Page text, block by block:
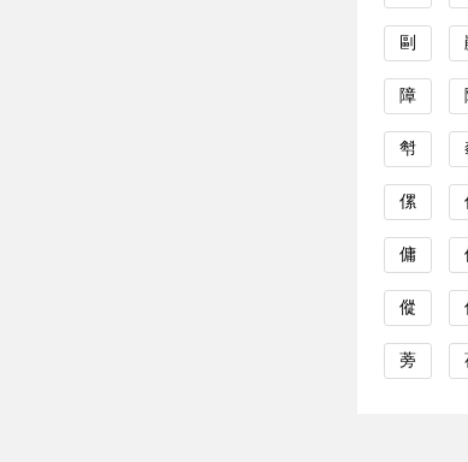
剾
障
厁
傫
傭
傱
蒡